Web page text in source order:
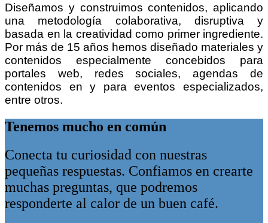
Diseñamos y construimos contenidos, aplicando
una metodología colaborativa, disruptiva y
basada en la creatividad como primer ingrediente.
Por más de 15 años hemos diseñado materiales y
contenidos especialmente concebidos para
portales web, redes sociales, agendas de
contenidos en y para eventos especializados,
entre otros.
Tenemos mucho en común
Conecta tu curiosidad con nuestras
pequeñas respuestas. Confiamos en crearte
muchas preguntas, que podremos
responderte al calor de un buen café.